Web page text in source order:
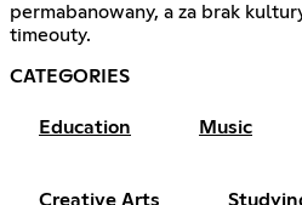
permabanowany, a za brak
timeouty.
CATEGORIES
Education Music
Creative Arts